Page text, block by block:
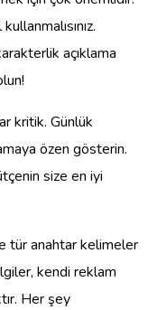
açıklama
kritik. Günlük
özen gösterin.
size en iyi
tür anahtar kelimeler
kendi reklam
Her şey